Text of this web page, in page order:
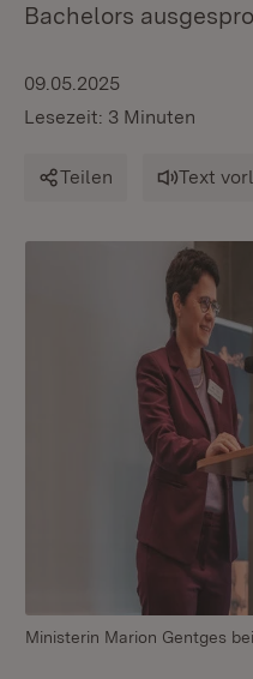
Bachelors
09.05.2025
Lesezeit: 3 Minuten
Teilen Text
Ministerin Marion Gentges